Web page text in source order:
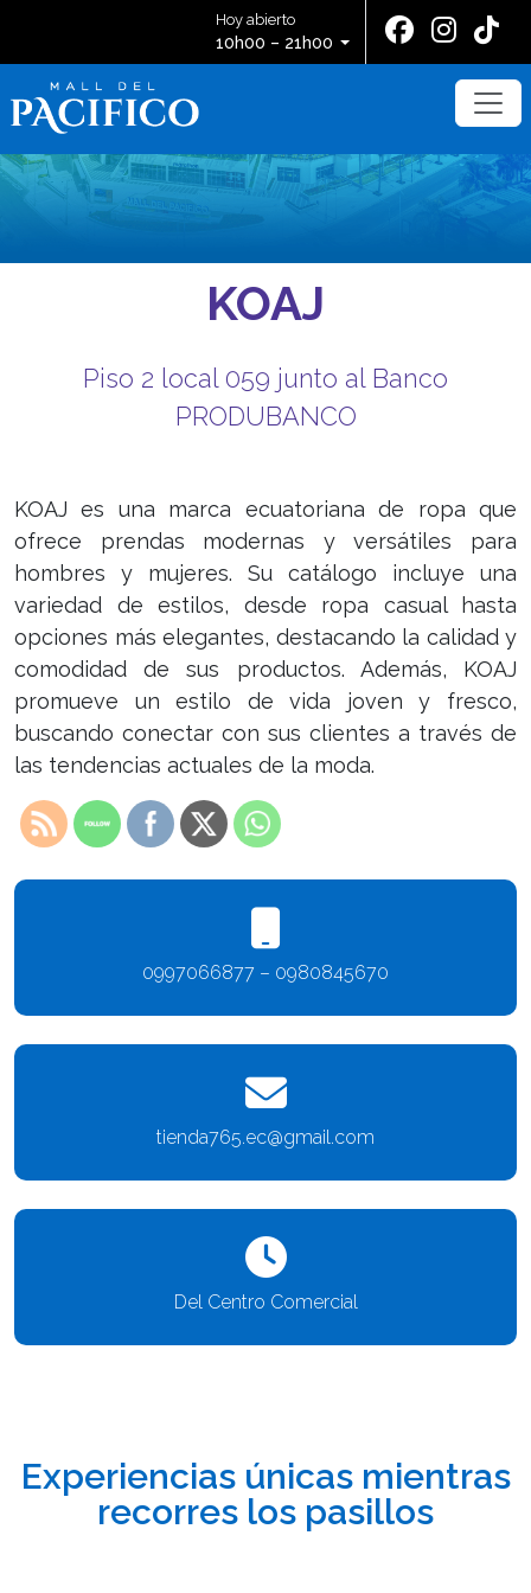
Hoy abierto
10h00 – 21h00
KOAJ
Piso 2 local 059 junto al Banco
PRODUBANCO
KOAJ es una marca ecuatoriana de ropa que
ofrece prendas modernas y versátiles para
hombres y mujeres. Su catálogo incluye una
variedad de estilos, desde ropa casual hasta
opciones más elegantes, destacando la calidad y
comodidad de sus productos. Además, KOAJ
promueve un estilo de vida joven y fresco,
buscando conectar con sus clientes a través de
las tendencias actuales de la moda.
0997066877 – 0980845670
tienda765.ec@gmail.com
Del Centro Comercial
Experiencias únicas mientras
recorres los pasillos